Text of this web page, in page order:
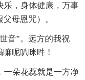
乐，身体健康，万事
母恩咒）。
音”。远方的我祝
呢叭咪吽！
一朵花蕊就是一方净